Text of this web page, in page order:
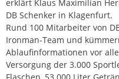
erklärt Klaus Maximilian
DB Schenker in Klagenfurt.
Rund 100 Mitarbeiter von
Ironman-Team und
Ablaufinformationen vor
Versorgung der 3.000